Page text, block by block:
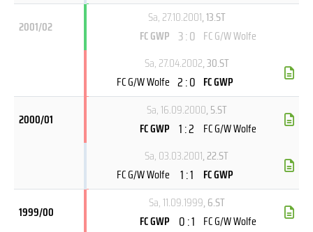
2001/02
Sa, 27.10.2001, 13.ST
FC GWP 3 : 0 FC G/W Wolfe
Sa, 27.04.2002, 30.ST
FC G/W Wolfe 2 : 0 FC GWP
2000/01
Sa, 16.09.2000, 5.ST
FC GWP 1 : 2 FC G/W Wolfe
Sa, 03.03.2001, 22.ST
FC G/W Wolfe
1 : 1 FC GWP
1999/00
Sa, 11.09.1999, 6.ST
FC GWP 0 : 1 FC G/W Wolfe